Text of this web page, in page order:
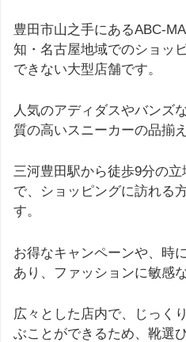
豊田市山之手にあるABC-
知・名古屋地域でのショッ
できない大型店舗です。
人気のアディダスやバンズ
質の高いスニーカーの品揃
三河豊田駅から徒歩9分の
で、ショッピングに訪れる
す。
お得なキャンペーンや、時
あり、ファッションに敏感
広々とした店内で、じっく
ぶことができるため、靴選